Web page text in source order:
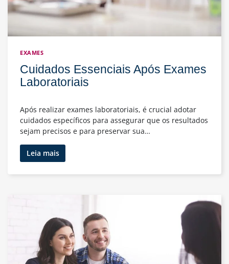
EXAMES
Cuidados Essenciais Após Exames
Laboratoriais
Após realizar exames laboratoriais, é crucial adotar
cuidados específicos para assegurar que os resultados
sejam precisos e para preservar sua…
Leia maisCuidados
Essenciais
Após
Laboratoriais